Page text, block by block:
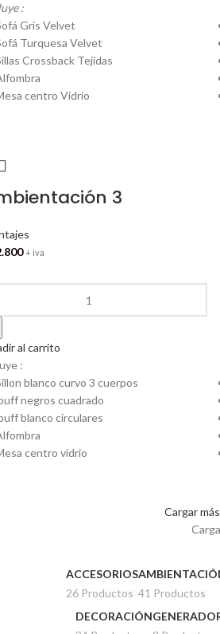
:
Gris Velvet
Turquesa Velvet
Crossback Tejidas
centro Vidrio
3
+ iva
al carrito
:
blanco curvo 3 cuerpos
negros cuadrado
blanco circulares
centro vidrio
Cargar
ACCESORIOS
26 Productos 41 Productos
DECORACIÓN